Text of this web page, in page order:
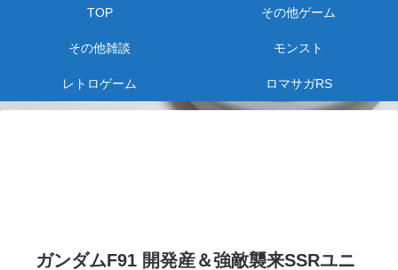
TOP その他ゲーム
その他雑談 モンスト
レトロゲーム ロマサガRS
ガンダムF91 開発産＆強敵襲来SSRユニ